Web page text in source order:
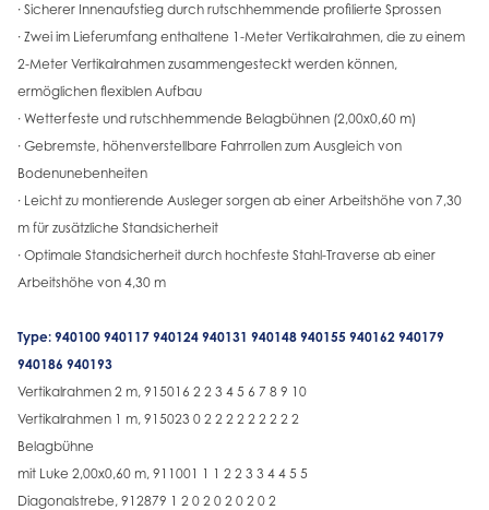
· Sicherer Innenaufstieg durch rutschhemmende profilierte Sprossen
· Zwei im Lieferumfang enthaltene 1-Meter Vertikalrahmen, die zu einem
2-Meter Vertikalrahmen zusammengesteckt werden können,
ermöglichen flexiblen Aufbau
· Wetterfeste und rutschhemmende Belagbühnen (2,00x0,60 m)
· Gebremste, höhenverstellbare Fahrrollen zum Ausgleich von
Bodenunebenheiten
· Leicht zu montierende Ausleger sorgen ab einer Arbeitshöhe von 7,30
m für zusätzliche Standsicherheit
· Optimale Standsicherheit durch hochfeste Stahl-Traverse ab einer
Arbeitshöhe von 4,30 m
Type: 940100 940117 940124 940131 940148 940155 940162 940179
940186 940193
Vertikalrahmen 2 m, 915016 2 2 3 4 5 6 7 8 9 10
Vertikalrahmen 1 m, 915023 0 2 2 2 2 2 2 2 2 2
Belagbühne
mit Luke 2,00x0,60 m, 911001 1 1 2 2 3 3 4 4 5 5
Diagonalstrebe, 912879 1 2 0 2 0 2 0 2 0 2